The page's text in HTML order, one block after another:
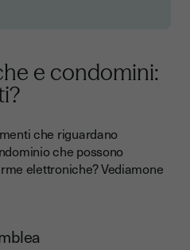
e condomini:
che riguardano
che possono
elettroniche? Vediamone